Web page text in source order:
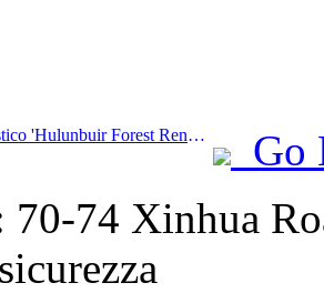
Prev:Il treno turistico 'Hulunbuir Forest Rendezvous - Daxinganling Express - Starlight Train - Tianyi Journey' effettua il suo viaggio inaugurale.
Go
70-74 Xinhua